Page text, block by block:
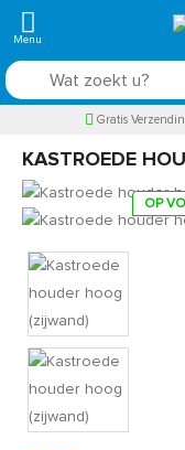
Gratis
KASTROEDE
OP